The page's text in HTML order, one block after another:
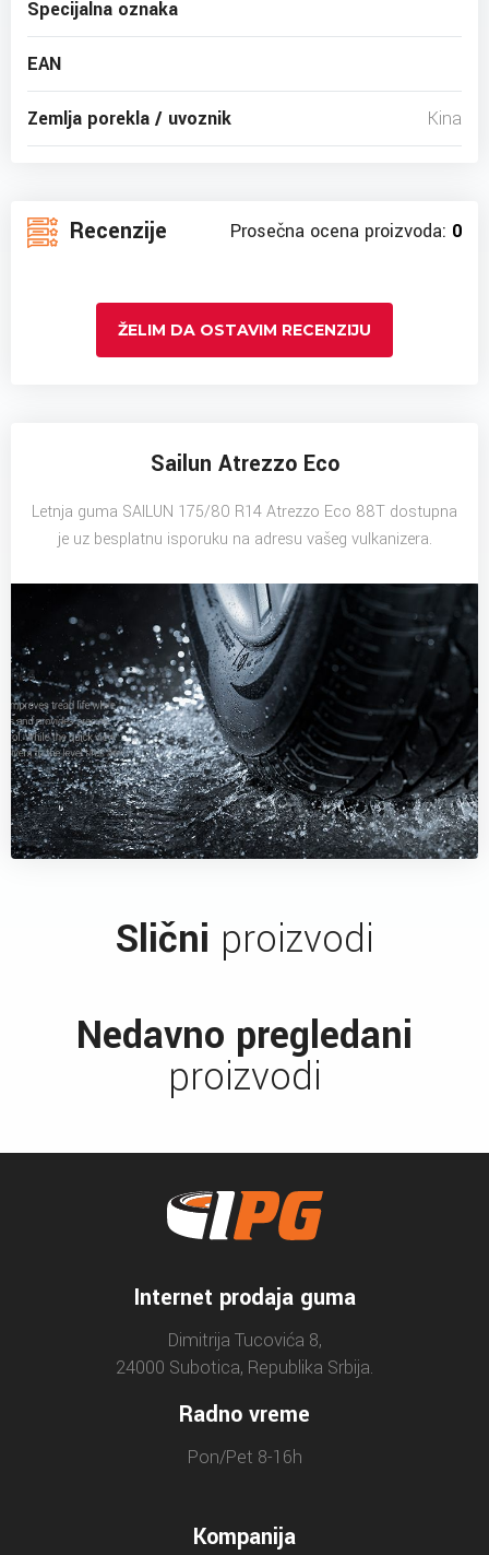
Specijalna oznaka
EAN
Zemlja porekla / uvoznik Kina
Recenzije Prosečna ocena proizvoda: 0
ŽELIM DA OSTAVIM RECENZIJU
Sailun Atrezzo Eco
Letnja guma SAILUN 175/80 R14 Atrezzo Eco 88T dostupna
je uz besplatnu isporuku na adresu vašeg vulkanizera.
Slični proizvodi
Nedavno pregledani
proizvodi
Internet prodaja guma
Dimitrija Tucovića 8,
24000 Subotica, Republika Srbija.
Radno vreme
Pon/Pet 8-16h
Kompanija